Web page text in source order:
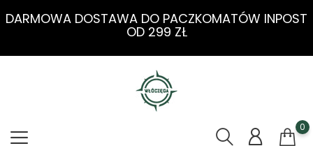
DARMOWA DOSTAWA DO PACZKOMATÓW INPOST
OD 299 ZŁ
0